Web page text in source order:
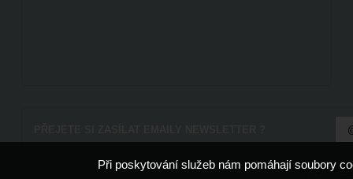
Copyright ©
Při poskytování služeb nám pomáhají soubory